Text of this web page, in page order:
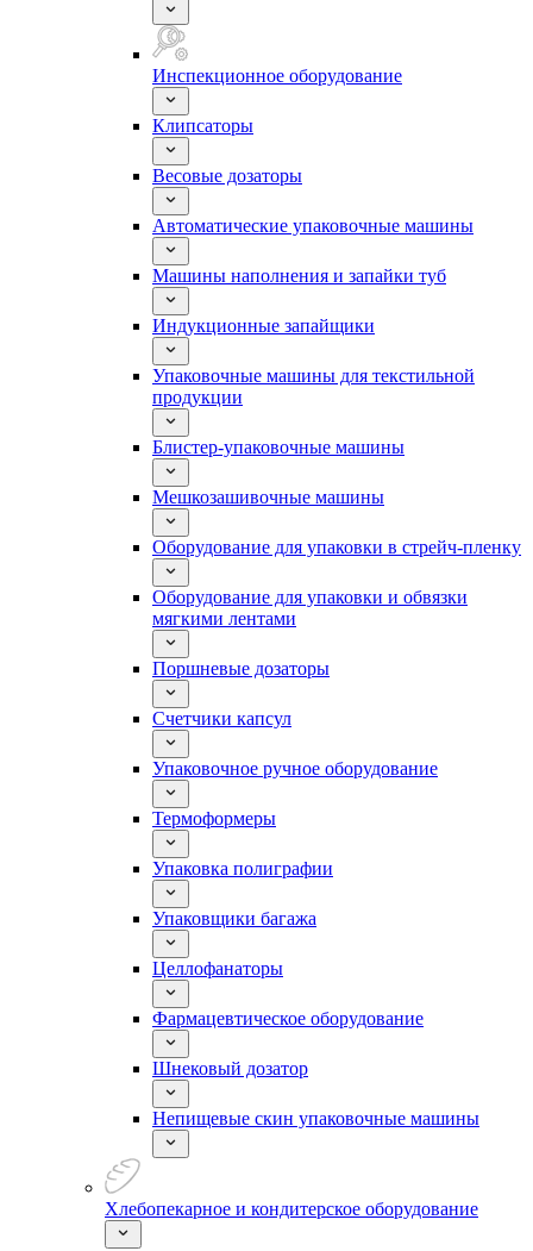
Инспекционное оборудование
Клипсаторы
Весовые дозаторы
Автоматические упаковочные машины
Машины наполнения и запайки туб
Индукционные запайщики
Упаковочные машины для текстильной
продукции
Блистер-упаковочные машины
Мешкозашивочные машины
Оборудование для упаковки в стрейч-пленку
Оборудование для упаковки и обвязки
мягкими лентами
Поршневые дозаторы
Счетчики капсул
Упаковочное ручное оборудование
Термоформеры
Упаковка полиграфии
Упаковщики багажа
Целлофанаторы
Фармацевтическое оборудование
Шнековый дозатор
Непищевые скин упаковочные машины
Хлебопекарное и кондитерское оборудование